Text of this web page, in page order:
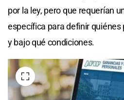
por la ley, pero que requerían
específica para definir quiénes
y bajo qué condiciones.